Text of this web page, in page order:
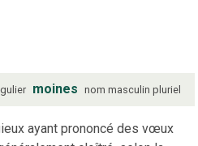
moines nom masculin pluriel
ayant prononcé des vœux